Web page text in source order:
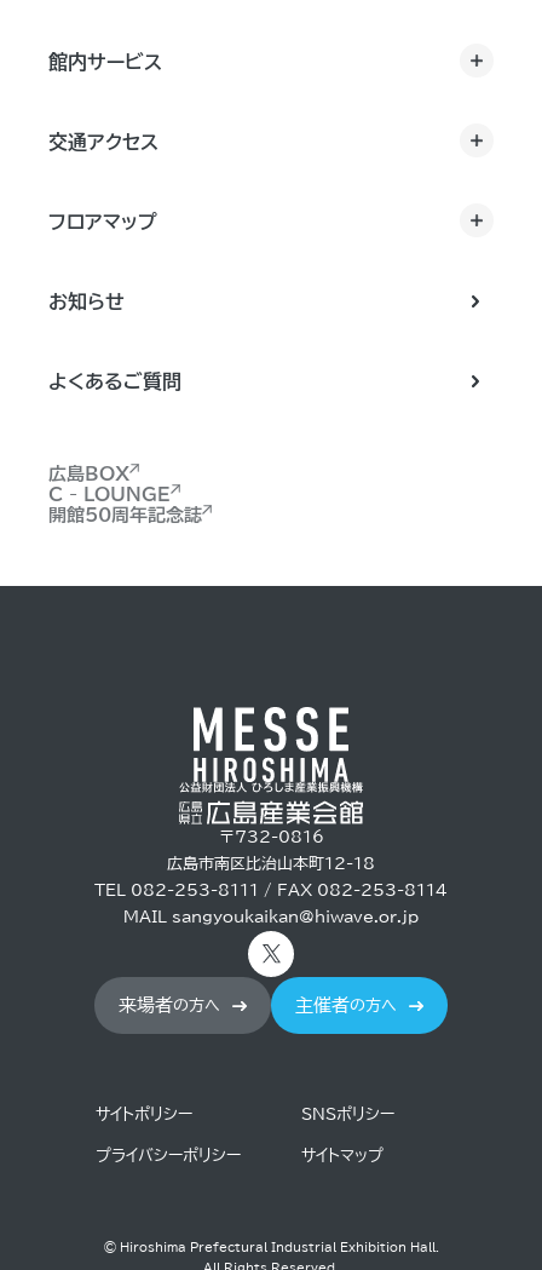
館内サービス
交通アクセス
フロアマップ
お知らせ
よくあるご質問
広島BOX
C - LOUNGE
開館50周年記念誌
〒732-0816
広島市南区比治山本町12-18
TEL 082-253-8111 / FAX 082-253-8114
MAIL sangyoukaikan@hiwave.or.jp
来場者の方へ 主催者の方へ
サイトポリシー SNSポリシー
プライバシーポリシー サイトマップ
© Hiroshima Prefectural Industrial Exhibition Hall.